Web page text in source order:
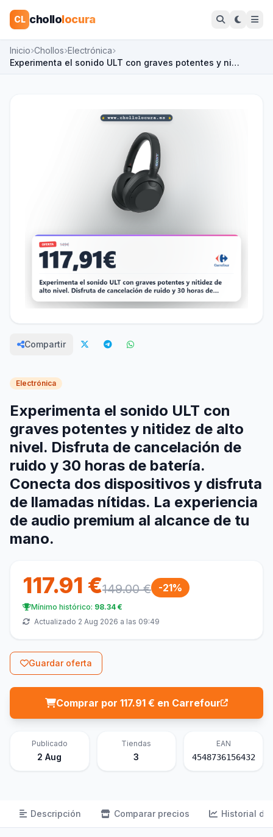
CL chollolocura
Inicio Chollos Electrónica
Experimenta el sonido ULT con graves potentes y ni…
Compartir
Electrónica
Experimenta el sonido ULT con
graves potentes y nitidez de alto
nivel. Disfruta de cancelación de
ruido y 30 horas de batería.
Conecta dos dispositivos y disfruta
de llamadas nítidas. La experiencia
de audio premium al alcance de tu
mano.
117.91 €149.00 € -21%
Mínimo histórico: 98.34 €
Actualizado 2 Aug 2026 a las 09:49
Guardar oferta
Comprar por 117.91 € en Carrefour
Publicado
2 Aug
Tiendas
3
EAN
4548736156432
Descripción Comparar precios Historial de